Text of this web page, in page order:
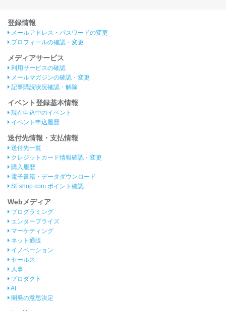
登録情報
メールアドレス・パスワードの変更
プロフィールの確認・変更
メディアサービス
利用サービスの確認
メールマガジンの確認・変更
記事購読状況確認・解除
イベント登録基本情報
現在申込中のイベント
イベント申込履歴
送付先情報・支払情報
送付先一覧
クレジットカード情報確認・変更
購入履歴
電子書籍・データダウンロード
SEshop.com ポイント確認
Webメディア
プログラミング
エンタープライズ
マーケティング
ネット通販
イノベーション
セールス
人事
プロダクト
AI
開発の意思決定